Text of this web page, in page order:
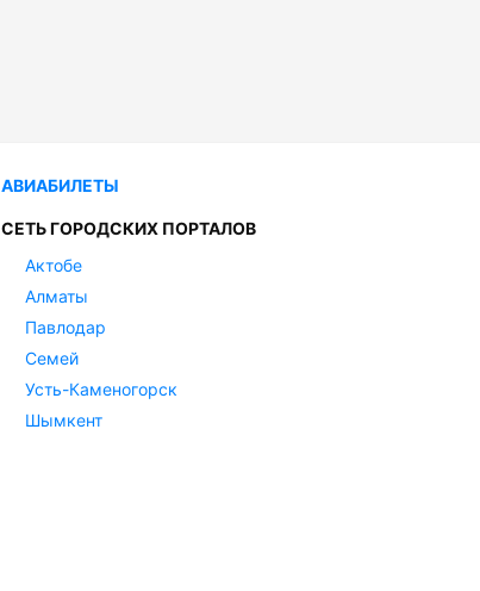
АВИАБИЛЕТЫ
СЕТЬ ГОРОДСКИХ ПОРТАЛОВ
Актобе
Алматы
Павлодар
Семей
Усть-Каменогорск
Шымкент